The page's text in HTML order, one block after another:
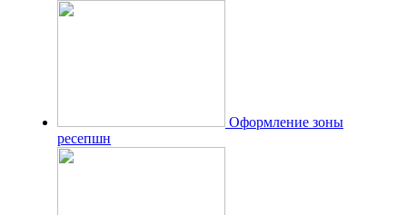
Оформление зоны
ресепшн